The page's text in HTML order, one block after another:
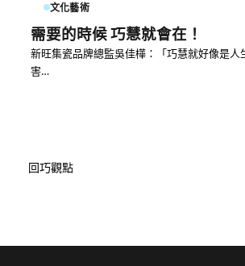
文化藝術
需要的時候 巧慧就會在！
新旺集瓷品牌總監吳佳樺：「巧慧就好像是人
害…
回巧觀點